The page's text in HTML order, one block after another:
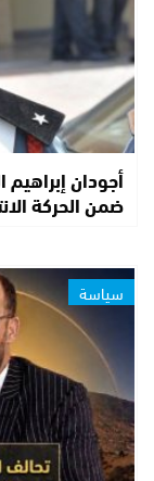
أجودان
ضمن الحركة
سياسة